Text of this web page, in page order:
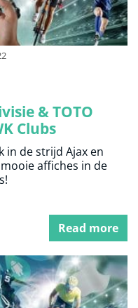
& TOTO
Clubs
in de strijd Ajax en
mooie affiches in de
Read more